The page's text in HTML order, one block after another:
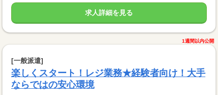
求人詳細を見る
1週間以内公開
[一般派遣]
楽しくスタート！レジ業務★経験者向け！大手
ならではの安心環境